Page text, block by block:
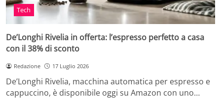
Tech
De’Longhi Rivelia in offerta: l’espresso perfetto a casa
con il 38% di sconto
Redazione 17 Luglio 2026
De’Longhi Rivelia, macchina automatica per espresso e
cappuccino, è disponibile oggi su Amazon con uno…